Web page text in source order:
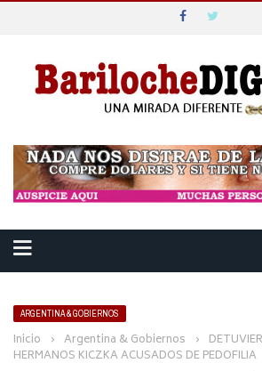
ARGENTINA & GOBIERNOS
Inicio › Argentina & Gobiernos ›
HERMANOS KICZKA ACUSADOS DE PEDOFILIA